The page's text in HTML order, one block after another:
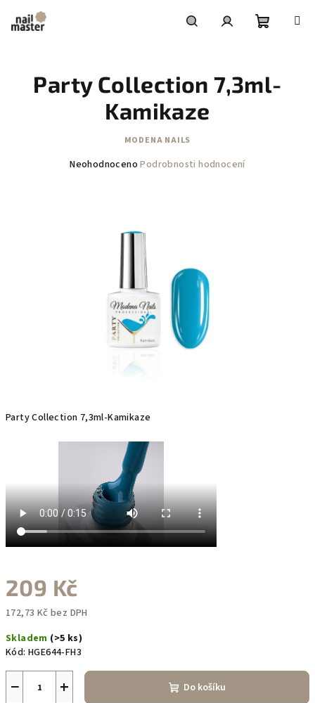
obsah
košík
Party Collection 7,3ml-Kamikaze
209 Kč
172,73 Kč bez DPH
cena:
Skladem (>5 ks)
Kód: HGE644-FH3
+
− Do košíku
Party Collection 7,3ml-
Kamikaze
MODENA NAILS
Průměrné
Neohodnoceno Podrobnosti hodnocení